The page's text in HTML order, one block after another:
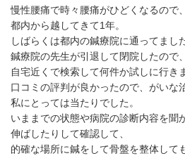
慢性腰痛で時々腰痛がひどくなるので
都内から越してきて1年。
しばらくは都内の鍼療院に通ってまし
鍼療院の先生が引退して閉院したので、
自宅近くで検索して何件か試しに行き
口コミの評判が良かったので、がいな
私にとっては当たりでした。
いままでの状態や病院の診断内容を聞
伸ばしたりして確認して、
的確な場所に鍼をして骨盤を整体して